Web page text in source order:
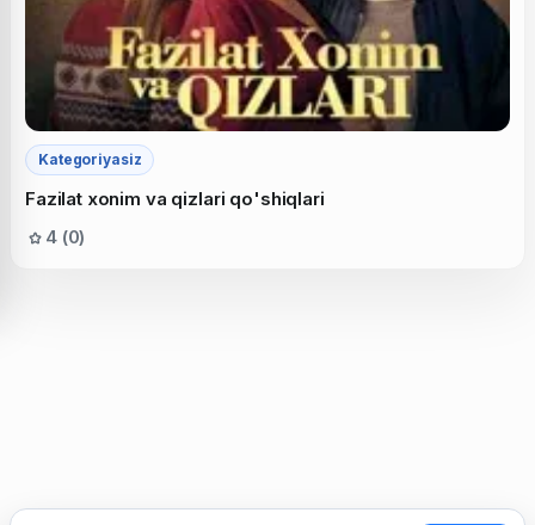
Kategoriyasiz
Fazilat xonim va qizlari qo'shiqlari
4 (0)